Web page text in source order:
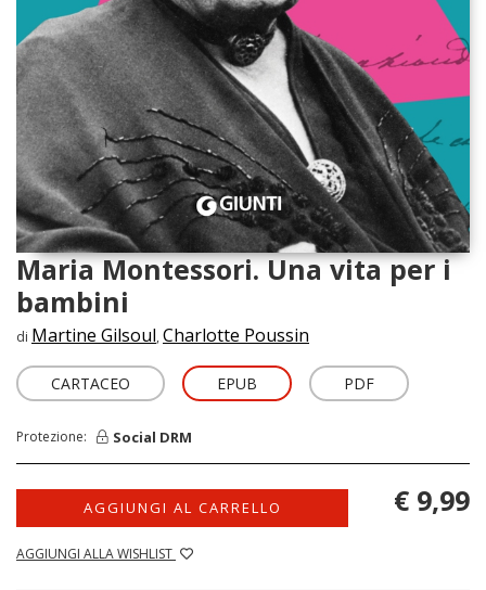
Maria Montessori. Una vita per i
bambini
di Martine Gilsoul, Charlotte Poussin
CARTACEO EPUB PDF
Protezione: Social DRM
AGGIUNGI AL CARRELLO
AGGIUNGI ALLA WISHLIST
€ 9,99